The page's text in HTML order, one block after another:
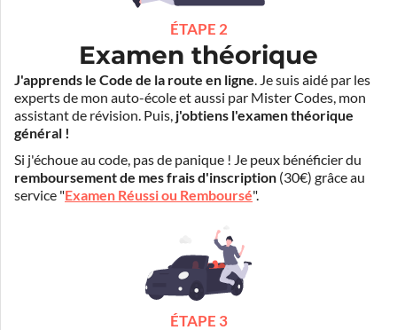
ÉTAPE 2
Examen théorique
J'apprends le Code de la route en ligne. Je suis aidé par les
experts de mon auto-école et aussi par Mister Codes, mon
assistant de révision. Puis, j'obtiens l'examen théorique
général !
Si j'échoue au code, pas de panique ! Je peux bénéficier du
remboursement de mes frais d'inscription (30€) grâce au
service "Examen Réussi ou Remboursé".
ÉTAPE 3